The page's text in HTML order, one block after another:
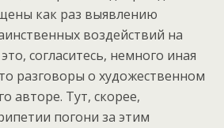
как раз выявлению
воздействий на
согласитесь, немного иная
разговоры о художественном
авторе. Тут, скорее,
погони за этим